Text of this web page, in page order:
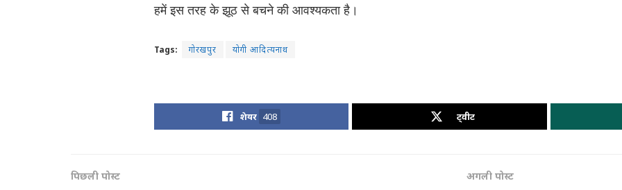
हमें इस तरह के झूठ से बचने की आवश्यकता है।
Tags: गोरखपुर योगी आदित्यनाथ
शेयर 408 ट्वीट
पिछली पोस्ट अगली पोस्ट